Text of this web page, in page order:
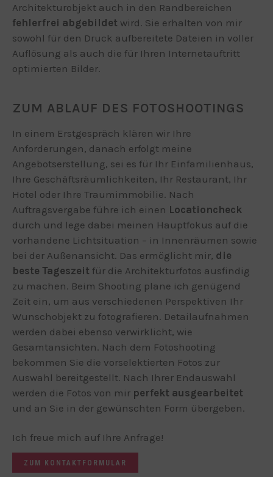
Architekturobjekt auch in den Randbereichen
fehlerfrei abgebildet wird. Sie erhalten von mir
sowohl für den Druck aufbereitete Dateien in voller
Auflösung als auch die für Ihren Internetauftritt
optimierten Bilder.
ZUM ABLAUF DES FOTOSHOOTINGS
In einem Erstgespräch klären wir Ihre
Anforderungen, danach erfolgt meine
Angebotserstellung, sei es für Ihr Einfamilienhaus,
Ihre Geschäftsräumlichkeiten, Ihr Restaurant, Ihr
Hotel oder Ihre Traumimmobilie. Nach
Auftragsvergabe führe ich einen Locationcheck
durch und lege dabei meinen Hauptfokus auf die
vorhandene Lichtsituation – in Innenräumen sowie
bei der Außenansicht. Das ermöglicht mir, die
beste Tageszeit für die Architekturfotos ausfindig
zu machen. Beim Shooting plane ich genügend
Zeit ein, um aus verschiedenen Perspektiven Ihr
Wunschobjekt zu fotografieren. Detailaufnahmen
werden dabei ebenso verwirklicht, wie
Gesamtansichten. Nach dem Fotoshooting
bekommen Sie die vorselektierten Fotos zur
Auswahl bereitgestellt. Nach Ihrer Endauswahl
werden die Fotos von mir perfekt ausgearbeitet
und an Sie in der gewünschten Form übergeben.
Ich freue mich auf Ihre Anfrage!
ZUM KONTAKTFORMULAR